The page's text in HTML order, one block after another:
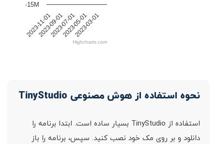
2023-11-01
2023-09-01
2023-07-01
2023-05-01
2023-03-01
-15M
Highcharts.com
نحوه استفاده از هوش مصنوعی TinyStudio
استفاده از TinyStudio بسیار ساده است. ابتدا برنامه را
دانلود و بر روی مک خود نصب کنید. سپس، برنامه را باز